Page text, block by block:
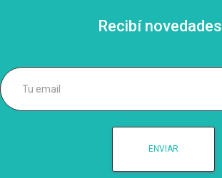
Recibí novedades